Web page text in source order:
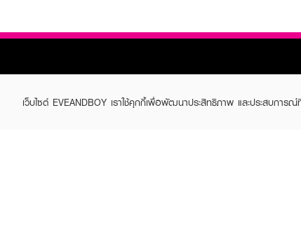
เว็บไซต์ EVEANDBOY เราใช้คุกกี้เพื่อพัฒนาประสิทธิภาพ และประสบการ